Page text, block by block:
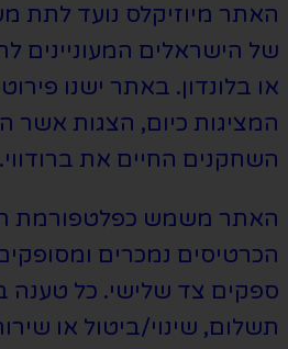
האתר מיוזיקלס נועד לתת
של הישראלים המעוניינים
או בלונדון. באתר ישנו
המציגות כיום, הצגות אשר
השחקנים החיים את ברודווי.
האתר משמש כפלטפורמת
הכרטיסים נמכרים
ספקים צד שלישי. כל טענה
תשלום, שינוי/ביטול או